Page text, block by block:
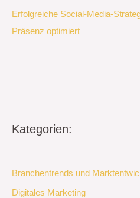
Erfolgreiche Social-Media-
Präsenz optimiert
Kategorien:
Branchentrends und
Digitales Marketing